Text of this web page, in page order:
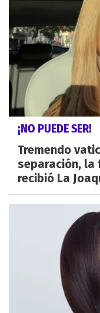
¡NO PUEDE SER!
Tremendo
separación, la
recibió La